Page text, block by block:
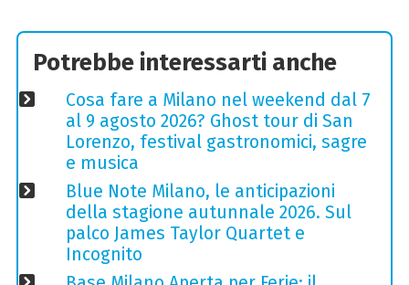
Potrebbe interessarti anche
Cosa fare a Milano nel weekend dal 7
al 9 agosto 2026? Ghost tour di San
Lorenzo, festival gastronomici, sagre
e musica
Blue Note Milano, le anticipazioni
della stagione autunnale 2026. Sul
palco James Taylor Quartet e
Incognito